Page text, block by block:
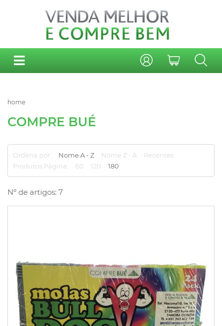
home
COMPRE BUÉ
Ordena por: Nome A - Z Nome Z - A
Recentes
Produtos Página:
60 120 180
Nº de artigos: 7